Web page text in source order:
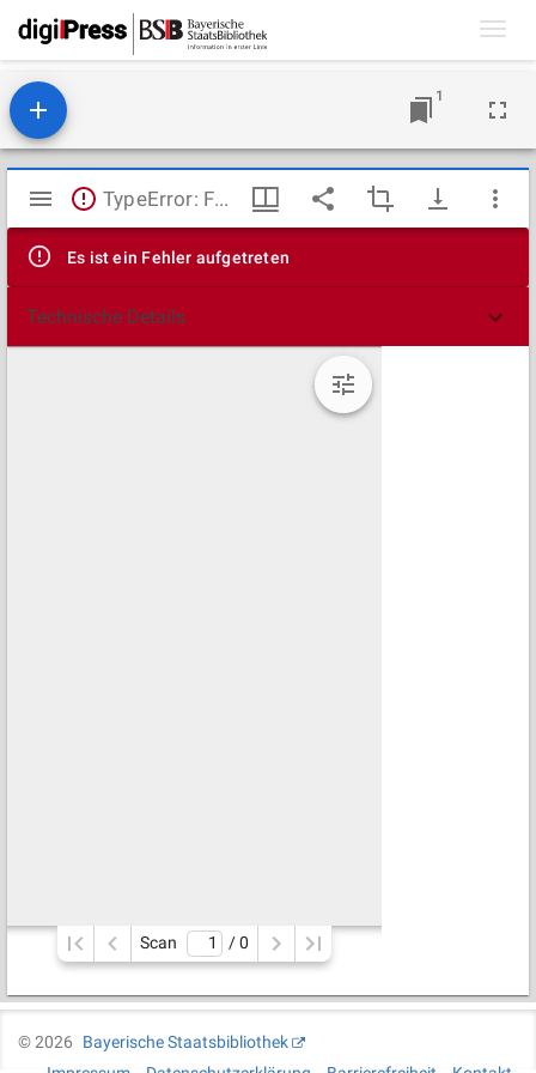
1
Mirador
Viewer
TypeError: Failed to fetch
Es ist ein Fehler aufgetreten
Technische Details
Scan / 0
©2026
Bayerische Staatsbibliothek